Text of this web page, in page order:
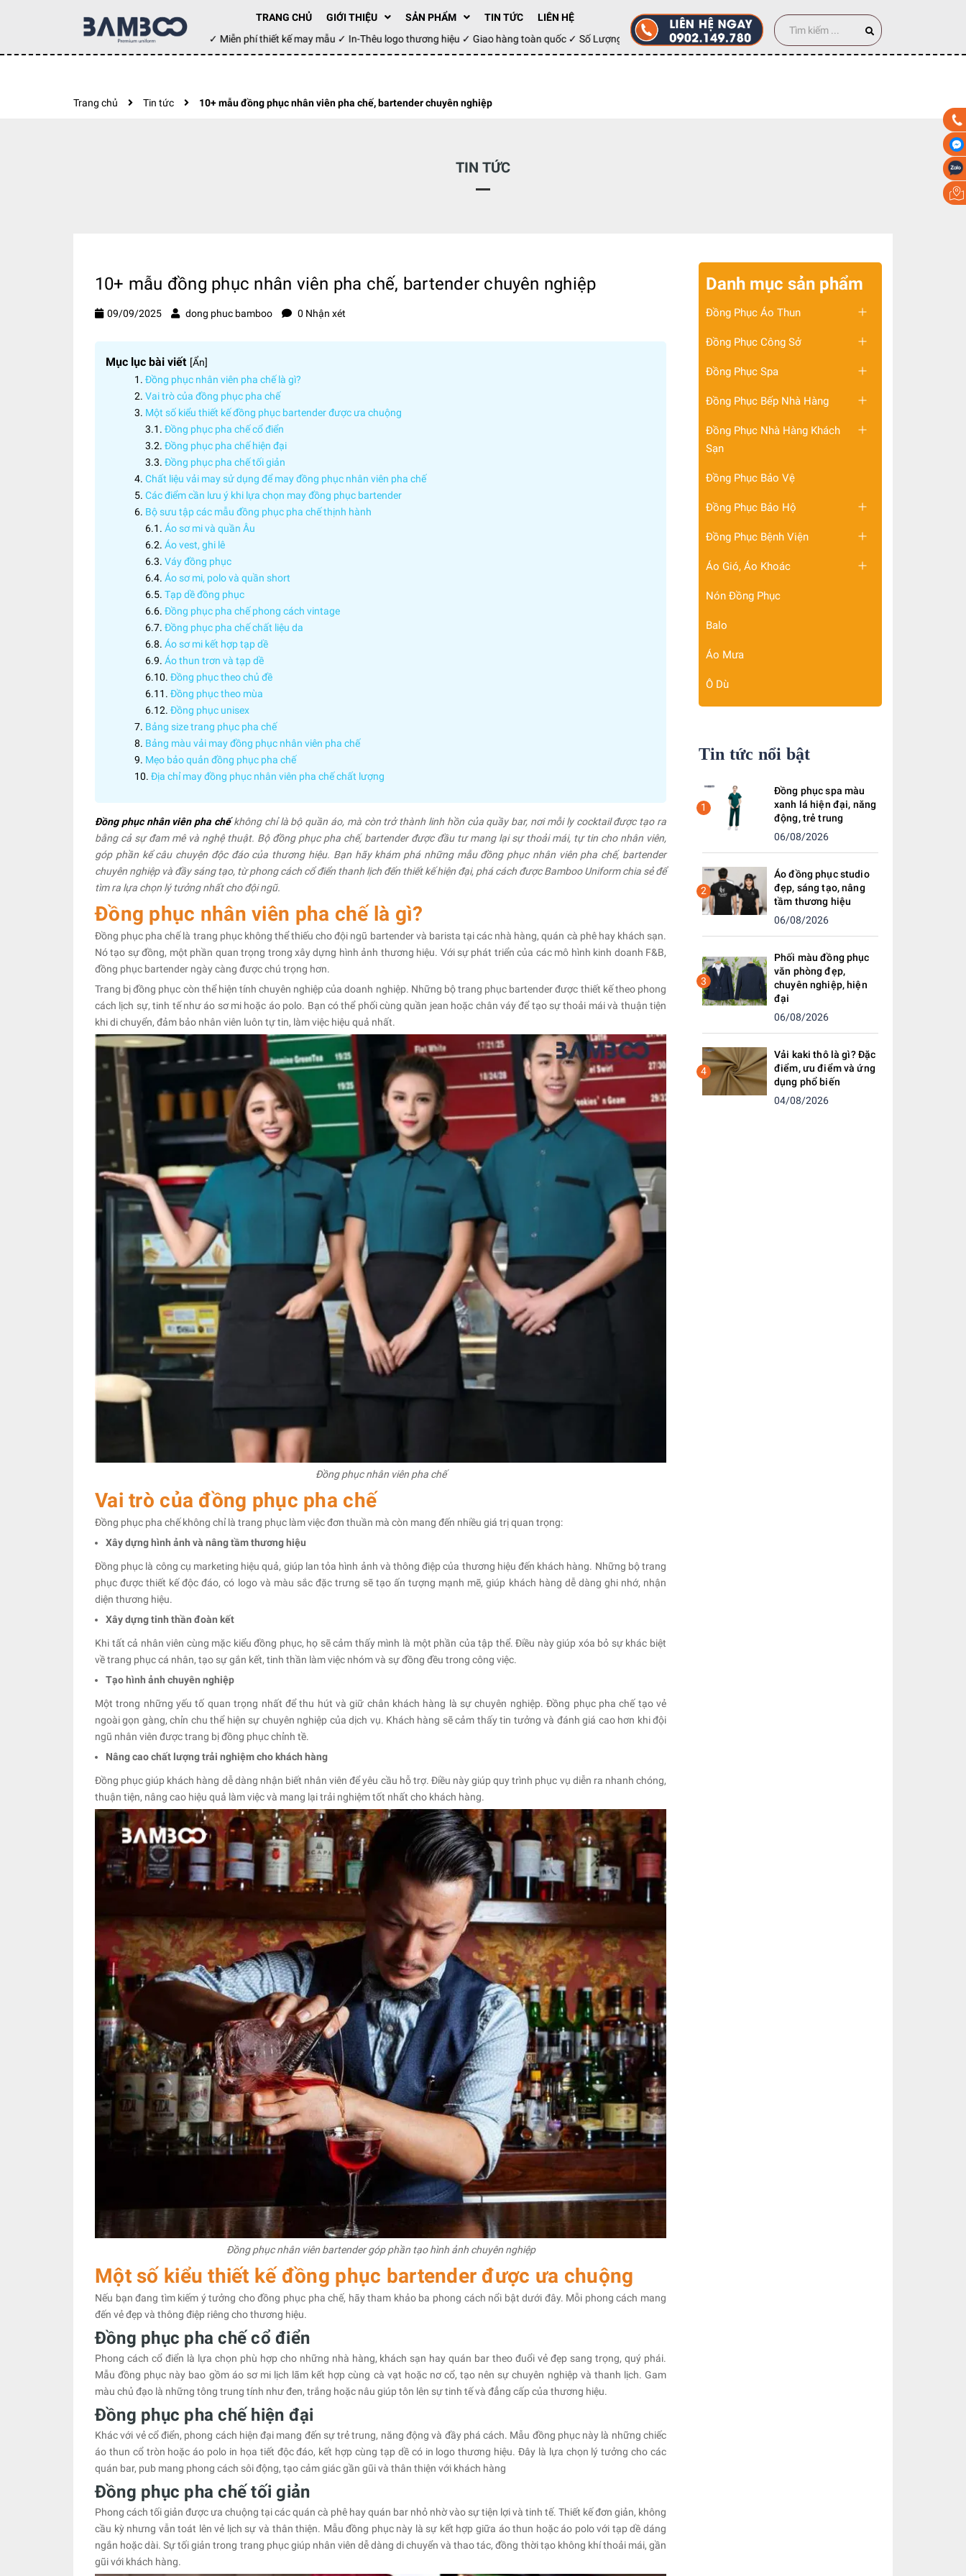
TRANG CHỦ GIỚI THIỆU SẢN PHẨM TIN TỨC
LIÊN HỆ
Đặt hàng hôm nay ✓ Miễn phí thiết kế may mẫu ✓ In-Thêu logo thương hiệu ✓ Giao hàng toàn quốc ✓ Số Lượng 100 cái
Trang chủ Tin tức 10+ mẫu đồng phục nhân viên pha chế, bartender chuyên nghiệp
TIN TỨC
10+ mẫu đồng phục nhân viên pha chế, bartender chuyên nghiệp
09/09/2025 dong phuc bamboo 0 Nhận xét
Mục lục bài viết [Ẩn]
Đồng phục nhân viên pha chế là gì?
Vai trò của đồng phục pha chế
Một số kiểu thiết kế đồng phục bartender được ưa chuộng
Đồng phục pha chế cổ điển
Đồng phục pha chế hiện đại
Đồng phục pha chế tối giản
Chất liệu vải may sử dụng để may đồng phục nhân viên pha chế
Các điểm cần lưu ý khi lựa chọn may đồng phục bartender
Bộ sưu tập các mẫu đồng phục pha chế thịnh hành
Áo sơ mi và quần Âu
Áo vest, ghi lê
Váy đồng phục
Áo sơ mi, polo và quần short
Tạp dề đồng phục
Đồng phục pha chế phong cách vintage
Đồng phục pha chế chất liệu da
Áo sơ mi kết hợp tạp dề
Áo thun trơn và tạp dề
Đồng phục theo chủ đề
Đồng phục theo mùa
Đồng phục unisex
Bảng size trang phục pha chế
Bảng màu vải may đồng phục nhân viên pha chế
Mẹo bảo quản đồng phục pha chế
Địa chỉ may đồng phục nhân viên pha chế chất lượng
Đồng phục nhân viên pha chế không chỉ là bộ quần áo, mà còn trở thành linh hồn của quầy bar, nơi mỗi ly cocktail được tạo ra
bằng cả sự đam mê và nghệ thuật. Bộ đồng phục pha chế, bartender được đầu tư mang lại sự thoải mái, tự tin cho nhân viên,
góp phần kể câu chuyện độc đáo của thương hiệu. Bạn hãy khám phá những mẫu đồng phục nhân viên pha chế, bartender
chuyên nghiệp và đầy sáng tạo, từ phong cách cổ điển thanh lịch đến thiết kế hiện đại, phá cách được Bamboo Uniform chia sẻ để
tìm ra lựa chọn lý tưởng nhất cho đội ngũ.
Đồng phục nhân viên pha chế là gì?
Đồng phục pha chế là trang phục không thể thiếu cho đội ngũ bartender và barista tại các nhà hàng, quán cà phê hay khách sạn.
Nó tạo sự đồng, một phần quan trọng trong xây dựng hình ảnh thương hiệu. Với sự phát triển của các mô hình kinh doanh F&B,
đồng phục bartender ngày càng được chú trọng hơn.
Trang bị đồng phục còn thể hiện tính chuyên nghiệp của doanh nghiệp. Những bộ trang phục bartender được thiết kế theo phong
cách lịch sự, tinh tế như áo sơ mi hoặc áo polo. Bạn có thể phối cùng quần jean hoặc chân váy để tạo sự thoải mái và thuận tiện
khi di chuyển, đảm bảo nhân viên luôn tự tin, làm việc hiệu quả nhất.
Đồng phục nhân viên pha chế
Vai trò của đồng phục pha chế
Đồng phục pha chế không chỉ là trang phục làm việc đơn thuần mà còn mang đến nhiều giá trị quan trọng:
Xây dựng hình ảnh và nâng tầm thương hiệu
Đồng phục là công cụ marketing hiệu quả, giúp lan tỏa hình ảnh và thông điệp của thương hiệu đến khách hàng. Những bộ trang
phục được thiết kế độc đáo, có logo và màu sắc đặc trưng sẽ tạo ấn tượng mạnh mẽ, giúp khách hàng dễ dàng ghi nhớ, nhận
diện thương hiệu.
Xây dựng tinh thần đoàn kết
Khi tất cả nhân viên cùng mặc kiểu đồng phục, họ sẽ cảm thấy mình là một phần của tập thể. Điều này giúp xóa bỏ sự khác biệt
về trang phục cá nhân, tạo sự gắn kết, tinh thần làm việc nhóm và sự đồng đều trong công việc.
Tạo hình ảnh chuyên nghiệp
Một trong những yếu tố quan trọng nhất để thu hút và giữ chân khách hàng là sự chuyên nghiệp. Đồng phục pha chế tạo vẻ
ngoài gọn gàng, chỉn chu thể hiện sự chuyên nghiệp của dịch vụ. Khách hàng sẽ cảm thấy tin tưởng và đánh giá cao hơn khi đội
ngũ nhân viên được trang bị đồng phục chỉnh tề.
Nâng cao chất lượng trải nghiệm cho khách hàng
Đồng phục giúp khách hàng dễ dàng nhận biết nhân viên để yêu cầu hỗ trợ. Điều này giúp quy trình phục vụ diễn ra nhanh chóng,
thuận tiện, nâng cao hiệu quả làm việc và mang lại trải nghiệm tốt nhất cho khách hàng.
Đồng phục nhân viên bartender góp phần tạo hình ảnh chuyên nghiệp
Một số kiểu thiết kế đồng phục bartender được ưa chuộng
Nếu bạn đang tìm kiếm ý tưởng cho đồng phục pha chế, hãy tham khảo ba phong cách nổi bật dưới đây. Mỗi phong cách mang
đến vẻ đẹp và thông điệp riêng cho thương hiệu.
Đồng phục pha chế cổ điển
Phong cách cổ điển là lựa chọn phù hợp cho những nhà hàng, khách sạn hay quán bar theo đuổi vẻ đẹp sang trọng, quý phái.
Mẫu đồng phục này bao gồm áo sơ mi lịch lãm kết hợp cùng cà vạt hoặc nơ cổ, tạo nên sự chuyên nghiệp và thanh lịch. Gam
màu chủ đạo là những tông trung tính như đen, trắng hoặc nâu giúp tôn lên sự tinh tế và đẳng cấp của thương hiệu.
Đồng phục pha chế hiện đại
Khác với vẻ cổ điển, phong cách hiện đại mang đến sự trẻ trung, năng động và đầy phá cách. Mẫu đồng phục này là những chiếc
áo thun cổ tròn hoặc áo polo in họa tiết độc đáo, kết hợp cùng tạp dề có in logo thương hiệu. Đây là lựa chọn lý tưởng cho các
quán bar, pub mang phong cách sôi động, tạo cảm giác gần gũi và thân thiện với khách hàng
Đồng phục pha chế tối giản
Phong cách tối giản được ưa chuộng tại các quán cà phê hay quán bar nhỏ nhờ vào sự tiện lợi và tinh tế. Thiết kế đơn giản, không
cầu kỳ nhưng vẫn toát lên vẻ lịch sự và thân thiện. Mẫu đồng phục này là sự kết hợp giữa áo thun hoặc áo polo với tạp dề dáng
ngắn hoặc dài. Sự tối giản trong trang phục giúp nhân viên dễ dàng di chuyển và thao tác, đồng thời tạo không khí thoải mái, gần
gũi với khách hàng.
Danh mục sản phẩm
Đồng Phục Áo Thun
Đồng Phục Công Sở
Đồng Phục Spa
Đồng Phục Bếp Nhà Hàng
Đồng Phục Nhà Hàng Khách
Sạn
Đồng Phục Bảo Vệ
Đồng Phục Bảo Hộ
Đồng Phục Bệnh Viện
Áo Gió, Áo Khoác
Nón Đồng Phục
Balo
Áo Mưa
Ô Dù
Tin tức nổi bật
1
Đồng phục spa màu
xanh lá hiện đại, năng
động, trẻ trung
06/08/2026
2
Áo đồng phục studio
đẹp, sáng tạo, nâng
tầm thương hiệu
06/08/2026
3
Phối màu đồng phục
văn phòng đẹp,
chuyên nghiệp, hiện
đại
06/08/2026
4
Vải kaki thô là gì? Đặc
điểm, ưu điểm và ứng
dụng phổ biến
04/08/2026